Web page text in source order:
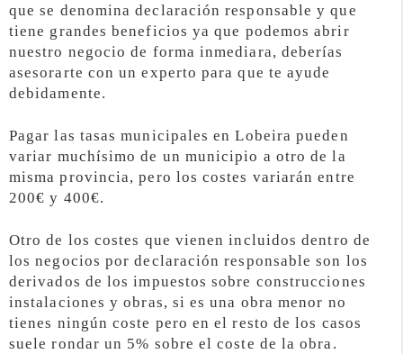
que se denomina declaración responsable y que
tiene grandes beneficios ya que podemos abrir
nuestro negocio de forma inmediara, deberías
asesorarte con un experto para que te ayude
debidamente.
Pagar las tasas municipales en Lobeira pueden
variar muchísimo de un municipio a otro de la
misma provincia, pero los costes variarán entre
200€ y 400€.
Otro de los costes que vienen incluidos dentro de
los negocios por declaración responsable son los
derivados de los impuestos sobre construcciones
instalaciones y obras, si es una obra menor no
tienes ningún coste pero en el resto de los casos
suele rondar un 5% sobre el coste de la obra.